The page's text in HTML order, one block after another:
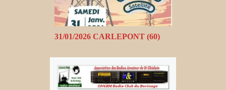
31/01/2026 CARLEPONT (60)